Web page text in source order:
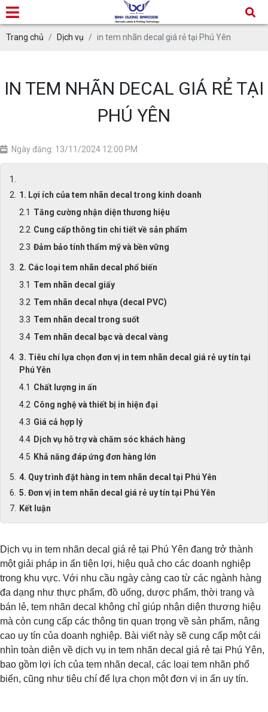
Trang chủ Dịch vụ in tem nhãn decal giá rẻ tại Phú Yên
IN TEM NHÃN DECAL GIÁ RẺ TẠI
PHÚ YÊN
Ngày đăng: 13/11/2024 12:00 PM
1. Lợi ích của tem nhãn decal trong kinh doanh
Tăng cường nhận diện thương hiệu
Cung cấp thông tin chi tiết về sản phẩm
Đảm bảo tính thẩm mỹ và bền vững
2. Các loại tem nhãn decal phổ biến
Tem nhãn decal giấy
Tem nhãn decal nhựa (decal PVC)
Tem nhãn decal trong suốt
Tem nhãn decal bạc và decal vàng
3. Tiêu chí lựa chọn đơn vị in tem nhãn decal giá rẻ uy tín tại
Phú Yên
Chất lượng in ấn
Công nghệ và thiết bị in hiện đại
Giá cả hợp lý
Dịch vụ hỗ trợ và chăm sóc khách hàng
Khả năng đáp ứng đơn hàng lớn
4. Quy trình đặt hàng in tem nhãn decal tại Phú Yên
5. Đơn vị in tem nhãn decal giá rẻ uy tín tại Phú Yên
Kết luận
Dịch vụ in tem nhãn decal giá rẻ tại Phú Yên đang trở thành
một giải pháp in ấn tiện lợi, hiệu quả cho các doanh nghiệp
trong khu vực. Với nhu cầu ngày càng cao từ các ngành hàng
đa dạng như thực phẩm, đồ uống, dược phẩm, thời trang và
bán lẻ, tem nhãn decal không chỉ giúp nhận diện thương hiệu
mà còn cung cấp các thông tin quan trọng về sản phẩm, nâng
cao uy tín của doanh nghiệp. Bài viết này sẽ cung cấp một cái
nhìn toàn diện về dịch vụ in tem nhãn decal giá rẻ tại Phú Yên,
bao gồm lợi ích của tem nhãn decal, các loại tem nhãn phổ
biến, cũng như tiêu chí để lựa chọn một đơn vị in ấn uy tín.